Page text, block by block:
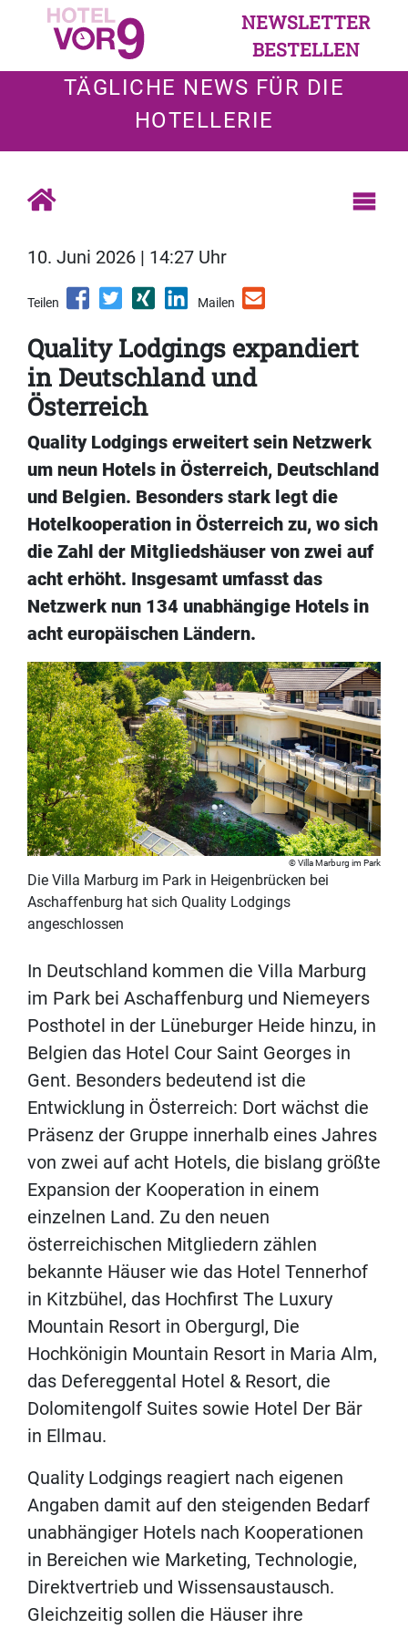
NEWSLETTER
BESTELLEN
TÄGLICHE NEWS FÜR DIE
HOTELLERIE
10. Juni 2026 | 14:27 Uhr
Teilen Mailen
Quality Lodgings expandiert
in Deutschland und
Österreich
Quality Lodgings erweitert sein Netzwerk
um neun Hotels in Österreich, Deutschland
und Belgien. Besonders stark legt die
Hotelkooperation in Österreich zu, wo sich
die Zahl der Mitgliedshäuser von zwei auf
acht erhöht. Insgesamt umfasst das
Netzwerk nun 134 unabhängige Hotels in
acht europäischen Ländern.
Villa Marburg im Park
Die Villa Marburg im Park in Heigenbrücken bei
Aschaffenburg hat sich Quality Lodgings
angeschlossen
In Deutschland kommen die Villa Marburg
im Park bei Aschaffenburg und Niemeyers
Posthotel in der Lüneburger Heide hinzu, in
Belgien das Hotel Cour Saint Georges in
Gent. Besonders bedeutend ist die
Entwicklung in Österreich: Dort wächst die
Präsenz der Gruppe innerhalb eines Jahres
von zwei auf acht Hotels, die bislang größte
Expansion der Kooperation in einem
einzelnen Land. Zu den neuen
österreichischen Mitgliedern zählen
bekannte Häuser wie das Hotel Tennerhof
in Kitzbühel, das Hochfirst The Luxury
Mountain Resort in Obergurgl, Die
Hochkönigin Mountain Resort in Maria Alm,
das Defereggental Hotel & Resort, die
Dolomitengolf Suites sowie Hotel Der Bär
in Ellmau.
Quality Lodgings reagiert nach eigenen
Angaben damit auf den steigenden Bedarf
unabhängiger Hotels nach Kooperationen
in Bereichen wie Marketing, Technologie,
Direktvertrieb und Wissensaustausch.
Gleichzeitig sollen die Häuser ihre